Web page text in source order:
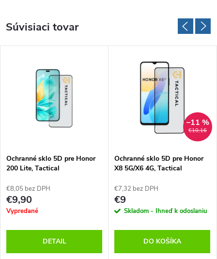
Súvisiaci tovar
Ochranné sklo 5D pre Honor
200 Lite, Tactical
€8,05 bez DPH
€9,90
Vypredané
DETAIL
€10,16
–11 %
Ochranné sklo 5D pre Honor
X8 5G/X6 4G, Tactical
€7,32 bez DPH
€9
Skladom - Ihneď k odoslaniu
DO KOŠÍKA